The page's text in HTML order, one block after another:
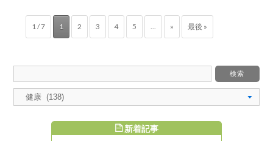
1 / 7 1 2 3 4 5 ... » 最後 »
新着記事